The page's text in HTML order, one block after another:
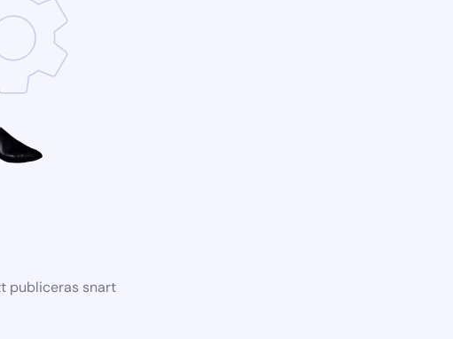
publiceras snart